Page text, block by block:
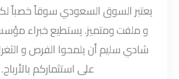
يعتبر السوق السعودي سوقاً خصباً
و ملفت ومتميز. يستطيع خبراء
شادي سليم أن يلمحوا الفرص و
على استثماركم بالأرباح.